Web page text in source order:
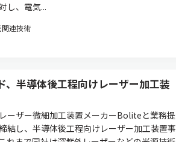
し、電気...
関連技術
、半導体後工程向けレーザー加工装
ーザー微細加工装置メーカーBoliteと業務提
結し、半導体後工程向けレーザー加工装置事